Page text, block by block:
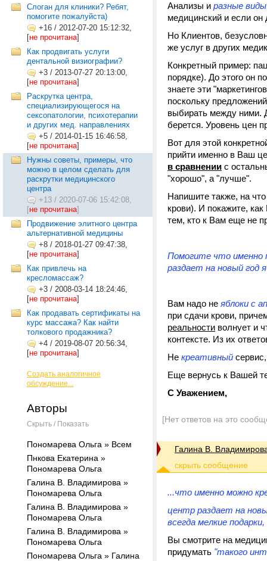
Слоган для клиники? Ребят,
помогите пожалуйста)
+16 / 2012-07-20 15:12:32,
[не прочитана]
Как продвигать услуги
дентальной визиографии?
+3 / 2013-07-27 20:13:00,
[не прочитана]
Раскрутка центра,
специализирующегося на
сексопатологии, психотерапии
и других мед. направлениях
+5 / 2014-01-15 16:46:58,
[не прочитана]
Нужны советы, примеры, что
можно в целом сделать для
раскрутки медицинского
центра
+13 / 2020-07-06 15:42:08,
[не прочитана]
Продвижение элитного центра
альтернативной медицины
+8 / 2018-01-27 09:47:38,
[не прочитана]
Как привлечь на
кресломассаж?
+3 / 2008-03-14 18:24:46,
[не прочитана]
Как продавать сертификаты на
курс массажа? Как найти
толкового продажника?
+4 / 2019-08-07 20:56:34,
[не прочитана]
Создать аналогичное
обсуждение...
Авторы
Скрыть / Показать
Пономарева Ольга » Всем
Пнкова Екатерина »
Пономарева Ольга
Галина В. Владимирова »
Пономарева Ольга
Галина В. Владимирова »
Пономарева Ольга
Галина В. Владимирова »
Пономарева Ольга
Пономарева Ольга » Галина
Анализы и разные
медицинский и если он
Но Клиентов,
же услуг в других
Конкретный пример:
порядке). До этого он
знаете эти
поскольку
выбирать между ними.
берется. Уровень цен
Вот для этой
прийти именно в Ваш
в сравнении с
"хорошо", а "лучше".
Напишите также, на
крови). И покажите,
тем, кто к Вам еще не
Помогите что именно
раздает на новый год
Вам надо не яблоки с
при сдачи крови,
реальности волнует и
контексте. Из их
Не креативный
Еще вернусь к Вашей
С Уважением,
[Нет ответов на это
Галина В.
...что именно можно
центр раздает на
всегда мелкие
Вы смотрите на
придумать "такого